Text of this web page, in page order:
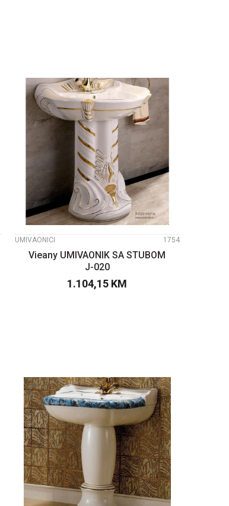
UPOREDI
UMIVAONICI 1754
Vieany UMIVAONIK SA STUBOM
J-020
1.104,15 KM